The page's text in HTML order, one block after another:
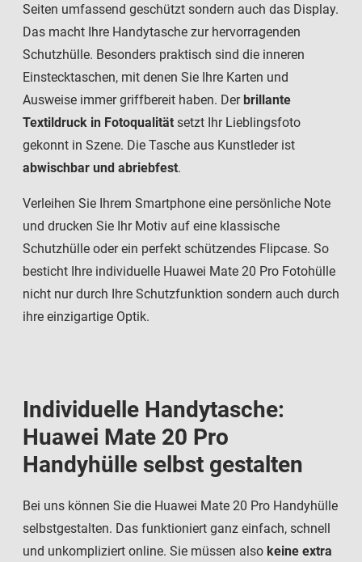
Seiten umfassend geschützt sondern auch das Display.
Das macht Ihre Handytasche zur hervorragenden
Schutzhülle. Besonders praktisch sind die inneren
Einstecktaschen, mit denen Sie Ihre Karten und
Ausweise immer griffbereit haben. Der brillante
Textildruck in Fotoqualität setzt Ihr Lieblingsfoto
gekonnt in Szene. Die Tasche aus Kunstleder ist
abwischbar und abriebfest.
Verleihen Sie Ihrem Smartphone eine persönliche Note
und drucken Sie Ihr Motiv auf eine klassische
Schutzhülle oder ein perfekt schützendes Flipcase. So
besticht Ihre individuelle Huawei Mate 20 Pro Fotohülle
nicht nur durch Ihre Schutzfunktion sondern auch durch
ihre einzigartige Optik.
Individuelle Handytasche:
Huawei Mate 20 Pro
Handyhülle selbst gestalten
Bei uns können Sie die Huawei Mate 20 Pro Handyhülle
selbstgestalten. Das funktioniert ganz einfach, schnell
und unkompliziert online. Sie müssen also keine extra